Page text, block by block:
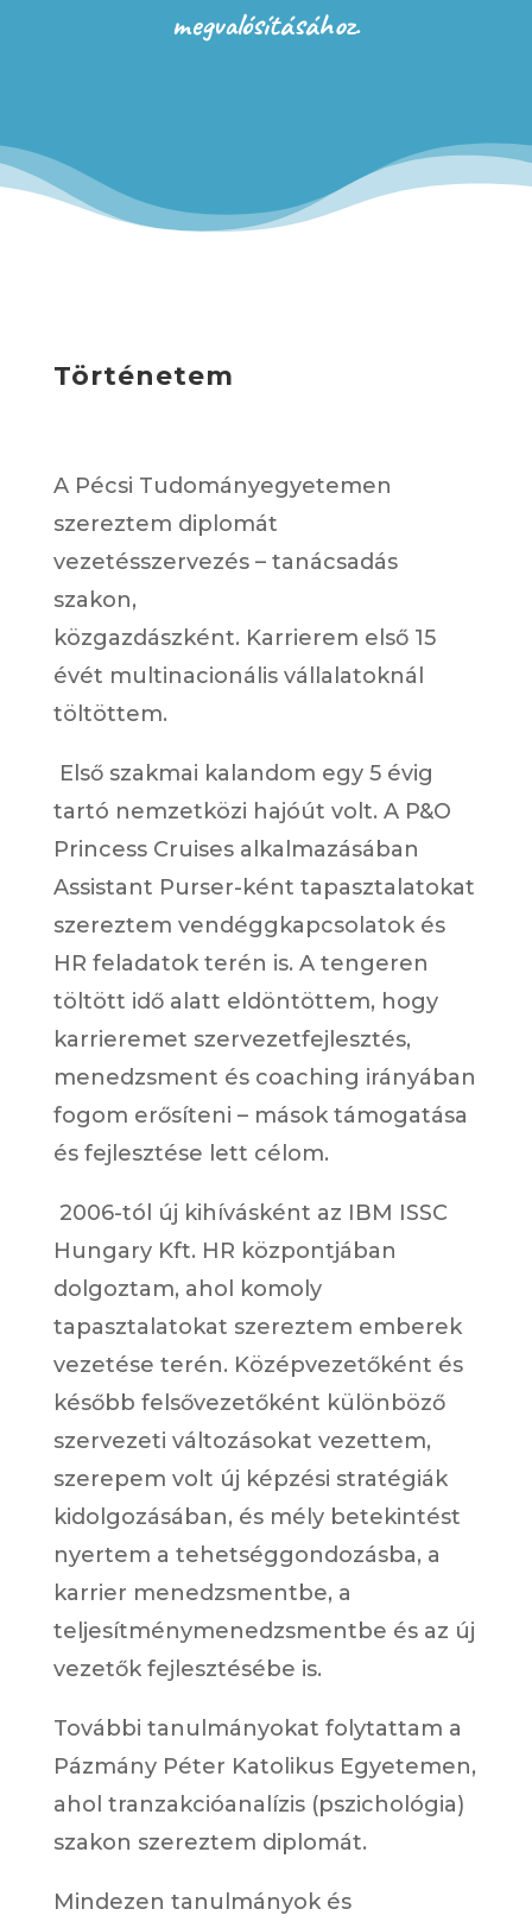
megvalósításához.
Történetem
A Pécsi Tudományegyetemen
szereztem diplomát
vezetésszervezés – tanácsadás
szakon,
közgazdászként. Karrierem első 15
évét multinacionális vállalatoknál
töltöttem.
Első szakmai kalandom egy 5 évig
tartó nemzetközi hajóút volt. A P&O
Princess Cruises alkalmazásában
Assistant Purser-ként tapasztalatokat
szereztem vendéggkapcsolatok és
HR feladatok terén is. A tengeren
töltött idő alatt eldöntöttem, hogy
karrieremet szervezetfejlesztés,
menedzsment és coaching irányában
fogom erősíteni – mások támogatása
és fejlesztése lett célom.
2006-tól új kihívásként az IBM ISSC
Hungary Kft. HR központjában
dolgoztam, ahol komoly
tapasztalatokat szereztem emberek
vezetése terén. Középvezetőként és
később felsővezetőként különböző
szervezeti változásokat vezettem,
szerepem volt új képzési stratégiák
kidolgozásában, és mély betekintést
nyertem a tehetséggondozásba, a
karrier menedzsmentbe, a
teljesítménymenedzsmentbe és az új
vezetők fejlesztésébe is.
További tanulmányokat folytattam a
Pázmány Péter Katolikus Egyetemen,
ahol tranzakcióanalízis (pszichológia)
szakon szereztem diplomát.
Mindezen tanulmányok és